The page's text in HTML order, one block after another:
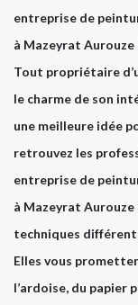
entreprise de
à Mazeyrat Aurouze
Tout propriétaire
le charme de son
une meilleure idée
retrouvez les
entreprise de
à Mazeyrat Aurouze
techniques
Elles vous
l’ardoise, du papier